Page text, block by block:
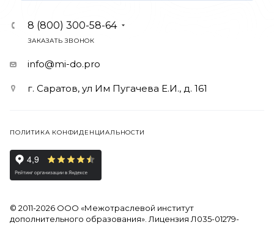
8 (800) 300-58-64
ЗАКАЗАТЬ ЗВОНОК
info@mi-do.pro
г. Саратов, ул Им Пугачева Е.И., д. 161
ПОЛИТИКА КОНФИДЕНЦИАЛЬНОСТИ
© 2011-2026 ООО «Межотраслевой институт
дополнительного образования». Лицензия Л035-01279-